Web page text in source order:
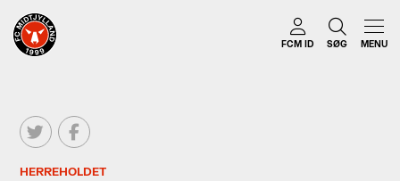
FCM ID SØG MENU
HERREHOLDET